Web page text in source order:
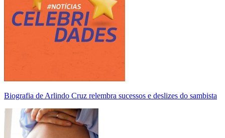
Biografia de Arlindo Cruz relembra sucessos e deslizes do sambista